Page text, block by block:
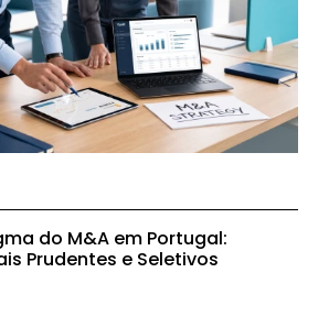
do M&A em Portugal:
Prudentes e Seletivos